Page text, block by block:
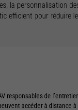
la personnalisation
efficient pour réduire
responsables de
accéder à distance